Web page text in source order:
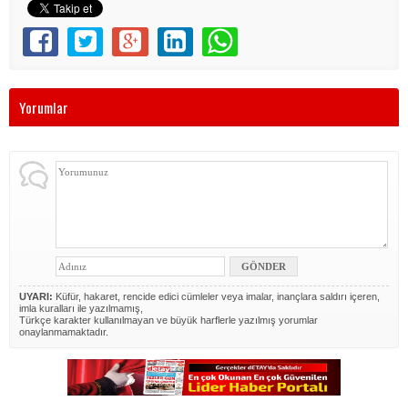
Yorumlar
UYARI: Küfür, hakaret, rencide edici cümleler veya imalar, inançlara saldırı içeren,
imla kuralları ile yazılmamış,
Türkçe karakter kullanılmayan ve büyük harflerle yazılmış yorumlar
onaylanmamaktadır.